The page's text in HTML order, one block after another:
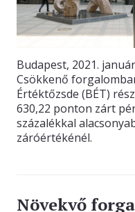
Budapest, 2021.
Csökkenő
Értéktőzsde (BÉT)
630,22 ponton zárt
százalékkal
záróértékénél.
Növekvő